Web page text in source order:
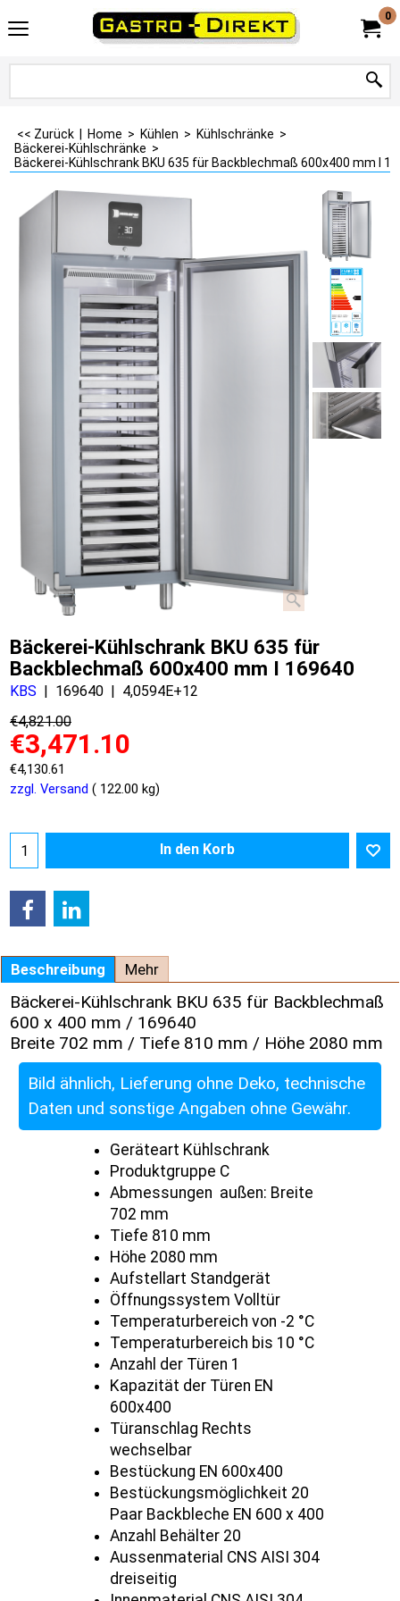
0
<< Zurück Home > Kühlen > Kühlschränke >
Bäckerei-Kühlschränke >
Bäckerei-Kühlschrank BKU 635 für Backblechmaß 600x400 mm I
Bäckerei-Kühlschrank BKU 635 für
Backblechmaß 600x400 mm I 169640
KBS 169640
4,0594E+12
€4,821.00
€3,471.10
€4,130.61
zzgl. Versand
122.00 kg
In den Korb
Beschreibung Mehr
Bäckerei-Kühlschrank BKU 635 für Backblechmaß
600 x 400 mm / 169640
Breite 702 mm / Tiefe 810 mm / Höhe 2080 mm
Bild ähnlich, Lieferung ohne Deko, technische
Daten und sonstige Angaben ohne Gewähr.
Geräteart Kühlschrank
Produktgruppe C
Abmessungen außen: Breite
702 mm
Tiefe 810 mm
Höhe 2080 mm
Aufstellart Standgerät
Öffnungssystem Volltür
Temperaturbereich von -2 °C
Temperaturbereich bis 10 °C
Anzahl der Türen 1
Kapazität der Türen EN
600x400
Türanschlag Rechts
wechselbar
Bestückung EN 600x400
Bestückungsmöglichkeit 20
Paar Backbleche EN 600 x 400
Anzahl Behälter 20
Aussenmaterial CNS AISI 304
dreiseitig